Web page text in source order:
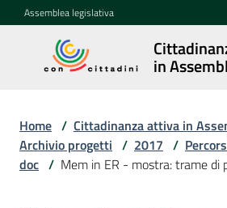
Vai al contenuto
Vai alla navigazione
Vai al footer
Assemblea legislativa
in
Cittadinanza
attiva in
Concittadini
Home / Cittadinanza attiva in
Archivio progetti / 2017 /
doc / Mem in ER - mostra: trame di